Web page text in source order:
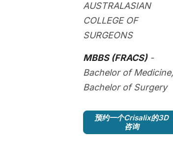
AUSTRALASIAN
COLLEGE OF
SURGEONS
MBBS (FRACS)-
Bachelor of
Bachelor of Surgery
预约一个Crisalix的3D
咨询